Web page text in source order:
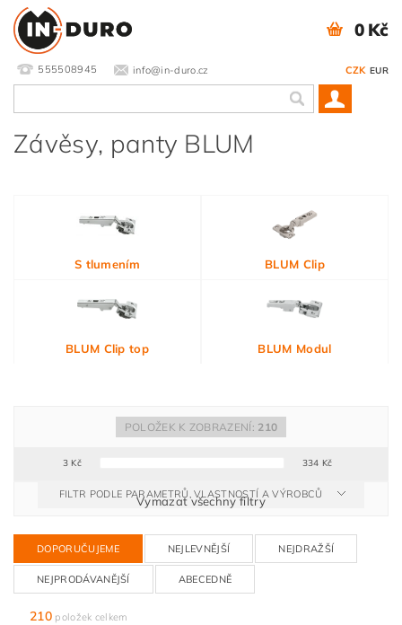
555508945 info@in-duro.cz CZK EUR
0 Kč
Závěsy, panty BLUM
S tlumením BLUM Clip
BLUM Clip top BLUM Modul
3Kč 334 Kč
POLOŽEK K ZOBRAZENÍ: 210
FILTR PODLE PARAMETRŮ, VLASTNOSTÍ A VÝROBCŮ
Vymazat všechny filtry
DOPORUČUJEME NEJLEVNĚJŠÍ NEJDRAŽŠÍ
NEJPRODÁVANĚJŠÍ ABECEDNĚ
210položek celkem